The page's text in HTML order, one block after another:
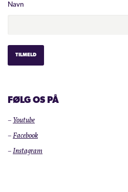
Navn
FØLG OS PÅ
–Youtube
–Facebook
–Instagram